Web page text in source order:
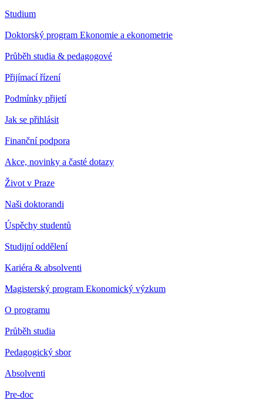
Studium
Doktorský program Ekonomie a ekonometrie
Průběh studia & pedagogové
Přijímací řízení
Podmínky přijetí
Jak se přihlásit
Finanční podpora
Akce, novinky a časté dotazy
Život v Praze
Naši doktorandi
Úspěchy studentů
Studijní oddělení
Kariéra & absolventi
Magisterský program Ekonomický výzkum
O programu
Průběh studia
Pedagogický sbor
Absolventi
Pre-doc